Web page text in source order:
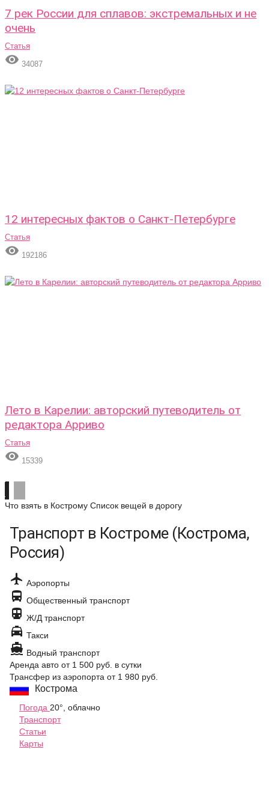
7 рек России для сплавов: экстремальных и не
очень
Статья
 34087
12 интересных фактов о Санкт-Петербурге
Статья
 192186
Лето в Карелии: авторский путеводитель от
редактора Арриво
Статья
 15339
Что взять в Кострому Список вещей в дорогу
Транспорт в Костроме (Кострома,
Россия)
 Аэропорты
 Общественный транспорт
 Ж/Д транспорт
 Такси
 Водный транспорт
Аренда авто от 1 500 руб. в сутки
Трансфер из аэропорта от 1 980 руб.
Кострома
Погода 20°, облачно
Транспорт
Статьи
Карты